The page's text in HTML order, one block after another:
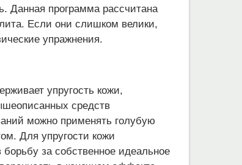
Данная программа рассчитана
Если они слишком велики,
упражнения.
упругость кожи,
средств
можно применять голубую
Для упругости кожи
за собственное идеальное